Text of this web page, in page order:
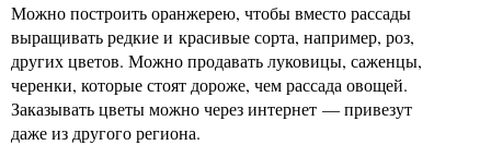
Можно построить оранжерею, чтобы вместо рассады
выращивать редкие и красивые сорта, например, роз,
других цветов. Можно продавать луковицы, саженцы,
черенки, которые стоят дороже, чем рассада овощей.
Заказывать цветы можно через интернет — привезут
даже из другого региона.